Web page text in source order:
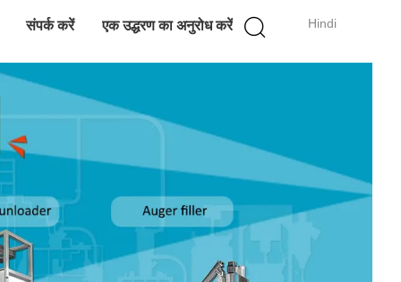
Hindi
संपर्क करें एक उद्धरण का अनुरोध करें